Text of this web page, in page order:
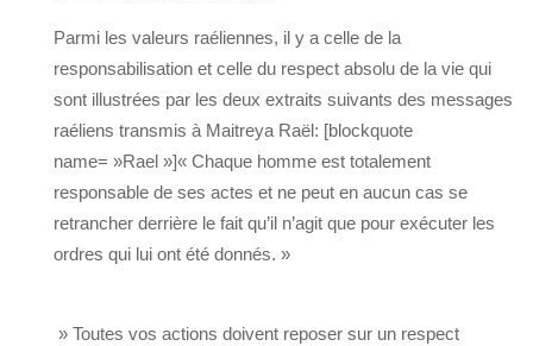
Parmi les valeurs raéliennes, il y a celle de la
responsabilisation et celle du respect absolu de la vie qui
sont illustrées par les deux extraits suivants des messages
raéliens transmis à Maitreya Raël: [blockquote
name= »Rael »]« Chaque homme est totalement
responsable de ses actes et ne peut en aucun cas se
retrancher derrière le fait qu’il n’agit que pour exécuter les
ordres qui lui ont été donnés. »
» Toutes vos actions doivent reposer sur un respect